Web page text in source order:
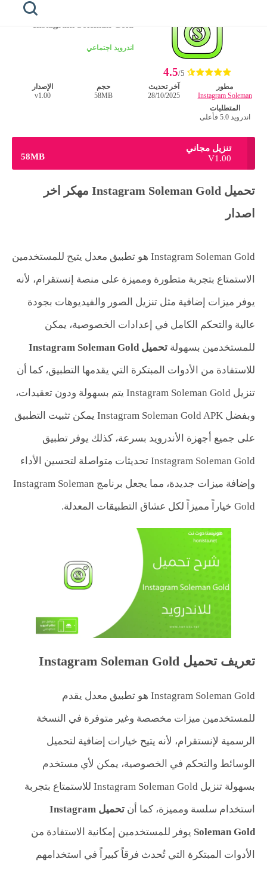
هونيستا
للايفون
للكمبيوتر
هونيستا
خطوط
هونيستا
4.5/5
اندرويد اجتماعي
مطور
Instagram Soleman
المتطلبات
اندرويد 5.0 فأعلى
آخر تحديث
28/10/2025
حجم
58MB
الإصدار
v1.00
تنزيل مجاني
58MB
V1.00
تحميل Instagram Soleman Gold مهكر اخر
اصدار
Instagram Soleman Gold هو تطبيق معدل يتيح للمستخدمين
الاستمتاع بتجربة متطورة ومميزة على منصة إنستقرام، لأنه
يوفر ميزات إضافية مثل تنزيل الصور والفيديوهات بجودة
عالية والتحكم الكامل في إعدادات الخصوصية، يمكن
للمستخدمين بسهولة تحميلInstagram Soleman Gold
للاستفادة من الأدوات المبتكرة التي يقدمها التطبيق، كما أن
تنزيل Instagram Soleman Gold يتم بسهولة ودون تعقيدات،
وبفضل Instagram Soleman Gold APK يمكن تثبيت التطبيق
على جميع أجهزة الأندرويد بسرعة، كذلك يوفر تطبيق
Instagram Soleman Gold تحديثات متواصلة لتحسين الأداء
وإضافة ميزات جديدة، مما يجعل برنامج Instagram Soleman
Gold خياراً مميزاً لكل عشاق التطبيقات المعدلة.
تعريف تحميل Instagram Soleman Gold
Instagram Soleman Gold هو تطبيق معدل يقدم
للمستخدمين ميزات مخصصة وغير متوفرة في النسخة
الرسمية لإنستقرام، لأنه يتيح خيارات إضافية لتحميل
الوسائط والتحكم في الخصوصية، يمكن لأي مستخدم
بسهولة تنزيل Instagram Soleman Gold للاستمتاع بتجربة
استخدام سلسة ومميزة، كما أن تحميل Instagram
Soleman Gold يوفر للمستخدمين إمكانية الاستفادة من
الأدوات المبتكرة التي تُحدث فرقاً كبيراً في استخدامهم